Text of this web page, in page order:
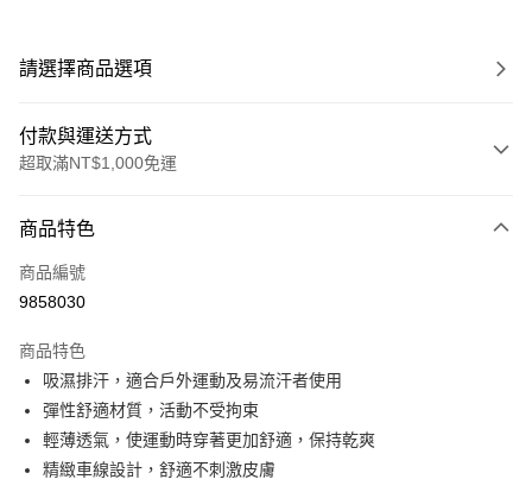
請選擇商品選項
付款與運送方式
超取滿NT$1,000免運
信用卡一次付款
信用卡分期付款
合作金庫商業銀行
華南商業銀行
彰化商業銀行
上海商業儲蓄銀行
國泰世華商業銀行
兆豐國際商業銀行
臺灣中小企業銀行
6 期 0 利率 每期
華南商業銀行
上海商業儲蓄銀行
台北富邦商業銀行
國泰世華商業銀行
超商取貨付款
LINE Pay
商品特色
商品編號
9858030
商品特色
吸濕排汗，適合戶外運動及易流汗者使用
彈性舒適材質，活動不受拘束
輕薄透氣，使運動時穿著更加舒適，保持乾爽
精緻車線設計，舒適不刺激皮膚